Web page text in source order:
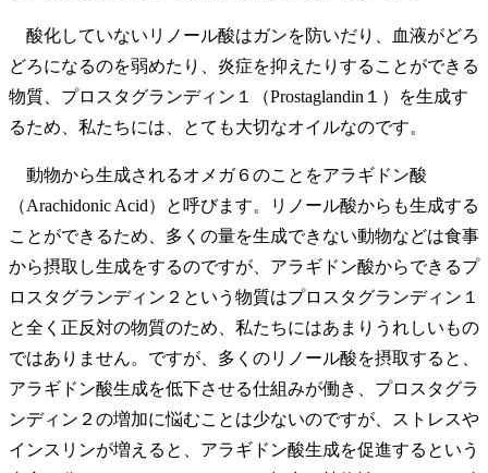
酸化していないリノール酸はガンを防いだり、血液がどろ
どろになるのを弱めたり、炎症を抑えたりすることができる
物質、プロスタグランディン１（Prostaglandin１）を生成す
るため、私たちには、とても大切なオイルなのです。
動物から生成されるオメガ６のことをアラギドン酸
（Arachidonic Acid）と呼びます。リノール酸からも生成する
ことができるため、多くの量を生成できない動物などは食事
から摂取し生成をするのですが、アラギドン酸からできるプ
ロスタグランディン２という物質はプロスタグランディン１
と全く正反対の物質のため、私たちにはあまりうれしいもの
ではありません。ですが、多くのリノール酸を摂取すると、
アラギドン酸生成を低下させる仕組みが働き、プロスタグラ
ンディン２の増加に悩むことは少ないのですが、ストレスや
インスリンが増えると、アラギドン酸生成を促進するという